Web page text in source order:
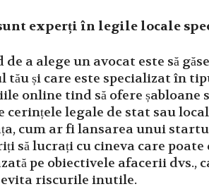
experți în legile locale
de a alege un avocat este să
tău și care este specializat în
online tind să ofere șabloane
cerințele legale de stat sau
cum ar fi lansarea unui
să lucrați cu cineva care
pe obiectivele afacerii dvs.,
riscurile inutile.